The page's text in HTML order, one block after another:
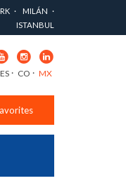
MILÁN
ISTANBUL
ES CO MX